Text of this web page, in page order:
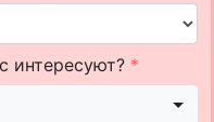
интересуют? *